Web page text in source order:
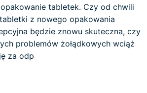
tabletek. Czy od chwili
z nowego opakowania
będzie znowu skuteczna, czy
problemów żołądkowych wciąż
za odp